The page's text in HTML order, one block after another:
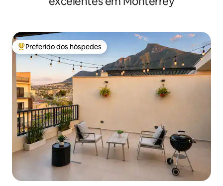
Entre os melhores preferidos dos hóspedes
Preferido dos hóspedes